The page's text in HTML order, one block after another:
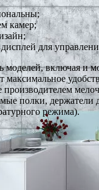
камер;
для
моделей, включая и
максимальное
производителем
полки, держатели
режима).